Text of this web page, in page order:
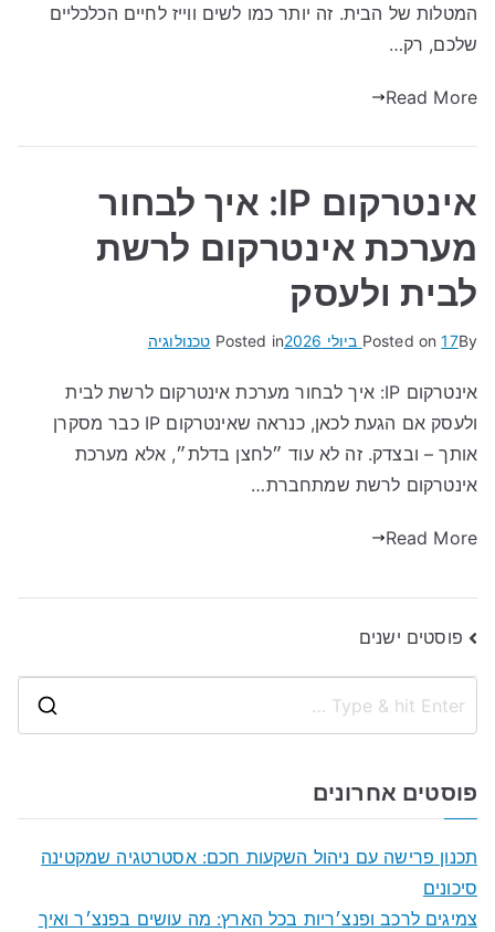
המטלות של הבית. זה יותר כמו לשים ווייז לחיים הכלכליים
שלכם, רק…
Read More
אינטרקום IP: איך לבחור
מערכת אינטרקום לרשת
לבית ולעסק
By
Posted on17 ביולי 2026 Posted in טכנולוגיה
אינטרקום IP: איך לבחור מערכת אינטרקום לרשת לבית
ולעסק אם הגעת לכאן, כנראה שאינטרקום IP כבר מסקרן
אותך – ובצדק. זה לא עוד ״לחצן בדלת״, אלא מערכת
אינטרקום לרשת שמתחברת…
Read More
ניווט
פוסטים ישנים
פוסטים אחרונים
תכנון פרישה עם ניהול השקעות חכם: אסטרטגיה שמקטינה
סיכונים
צמיגים לרכב ופנצ׳ריות בכל הארץ: מה עושים בפנצ׳ר ואיך